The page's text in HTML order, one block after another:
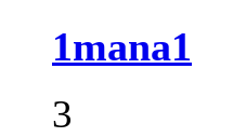
1mana1
3